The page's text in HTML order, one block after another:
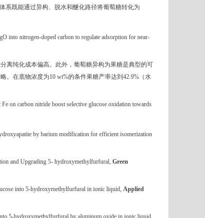
系既能通过异构、脱水和醚化路径将葡萄糖转化为
into nitrogen-doped carbon to regulate adsorption for near-
离纯化成本偏高。此外，葡萄糖异构为果糖是典型的可
。在底物浓度为10 wt%的条件果糖产率达到 42.9% （水
on carbon nitride boost selective glucose oxidation towards
by barium modification for efficient isomerization
and Upgrading 5- hydroxymethylfurfural, Green
into 5-hydroxymethylfurfural in ionic liquid, Applied
5-hydroxymethylfurfural by aluminum oxide in ionic liquid,